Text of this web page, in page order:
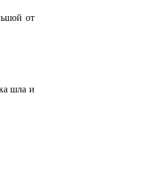
от
шла и